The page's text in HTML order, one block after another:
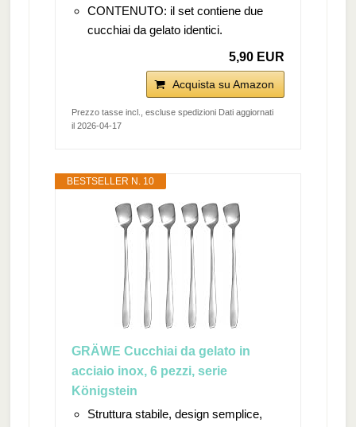
CONTENUTO: il set contiene due
cucchiai da gelato identici.
5,90 EUR
Acquista su Amazon
Prezzo tasse incl., escluse spedizioni Dati aggiornati
il 2026-04-17
BESTSELLER N. 10
GRÄWE Cucchiai da gelato in
acciaio inox, 6 pezzi, serie
Königstein
Struttura stabile, design semplice,